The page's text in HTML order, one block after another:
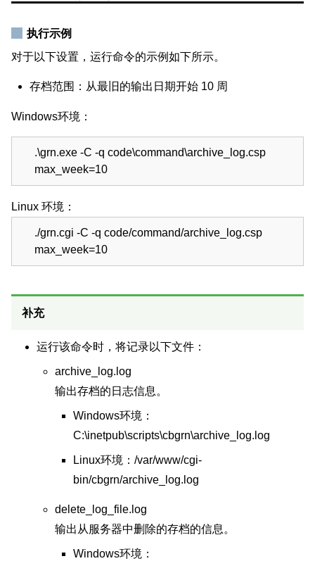
执行示例
对于以下设置，运行命令的示例如下所示。
存档范围：从最旧的输出日期开始 10 周
Windows环境：
.\grn.exe -C -q code\command\archive_log.csp
max_week=10
Linux 环境：
./grn.cgi -C -q code/command/archive_log.csp
max_week=10
补充
运行该命令时，将记录以下文件：
archive_log.log
输出存档的日志信息。
Windows环境：
C:\inetpub\scripts\cbgrn\archive_log.log
Linux环境：/var/www/cgi-
bin/cbgrn/archive_log.log
delete_log_file.log
输出从服务器中删除的存档的信息。
Windows环境：